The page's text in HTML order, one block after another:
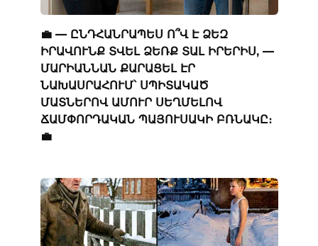
💼 — ԸՆԴՀԱՆՐԱՊԵՍ Ո՞Վ Է ՁԵԶ
ԻՐԱՎՈՒՆՔ ՏՎԵԼ ՁԵՌՔ ՏԱԼ ԻՐԵՐԻՍ, —
ՄԱՐԻԱՆՆԱՆ ՔԱՐԱՑԵԼ ԷՐ
ՆԱԽԱՍՐԱՀՈՒՄ՝ ՍՊԻՏԱԿԱԾ
ՄԱՏՆԵՐՈՎ ԱՄՈՒՐ ՍԵՂՄԵԼՈՎ
ՃԱՄՓՈՐԴԱԿԱՆ ՊԱՅՈՒՍԱԿԻ ԲՌՆԱԿԸ։
💼